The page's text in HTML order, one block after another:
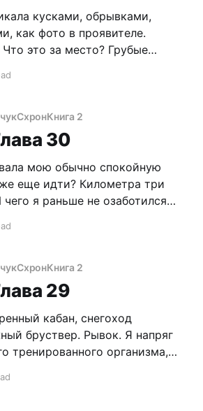
кусками, обрывками,
как фото в проявителе.
это за место? Грубые
я лежу. Что за херня?
то стрельба, заснеженный
СхронКнига 2
30
мою обычно спокойную
еще идти? Километра три
я раньше не озаботился
один. Только без топлива это
в Кандалакшу и там
СхронКнига 2
29
кабан, снегоход
бруствер. Рывок. Я напряг
тренированного организма,
и лыжи с грохотом